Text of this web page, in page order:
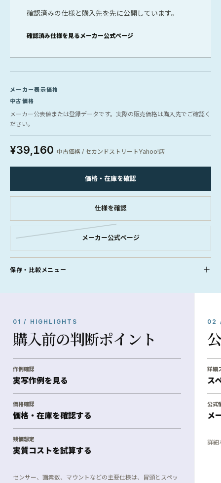
確認済みの仕様と購入先を先に公開しています。
確認済み仕様を見る メーカー公式ページ
メーカー表示価格
中古価格
メーカー公表値または登録データです。実際の販売価格は購入先でご確認く
ださい。
¥39,160 中古価格 / セカンドストリートYahoo!店
価格・在庫を確認
仕様を確認
メーカー公式ページ
保存・比較メニュー
01 / HIGHLIGHTS
購入前の判断ポイント
作例確認
実写作例を見る
価格確認
価格・在庫を確認する
残価想定
実質コストを試算する
センサー、画素数、マウントなどの主要仕様は、冒頭とスペッ
02
詳細
ス
公式
メ
詳細